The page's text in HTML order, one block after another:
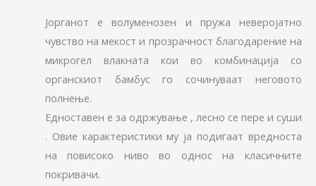
Јорганот е волуменозен и пружа неверојатно
чувство на мекост и прозрачност благодарение на
микрогел влакната кои во комбинација со
органскиот бамбус го сочинуваат неговото
полнење.
Едноставен е за одржување , лесно се пере и суши
. Овие карактеристики му ја подигаат вредноста
на повисоко ниво во однос на класичните
покривачи.